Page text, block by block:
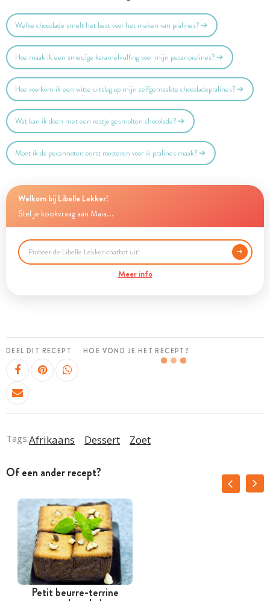
Welke chocolade smelt het best voor het maken van pralines?
Hoe maak ik een smeuïge karamelvulling voor mijn pecanpralines?
Hoe voorkom ik een witte uitslag op mijn zelfgemaakte chocoladepralines?
Wat kan ik doen met een restje gesmolten chocolade?
Moet ik de pecannoten eerst roosteren voor ik pralines maak?
Welkom bij Libelle Lekker!
Stel je kookvraag aan Maia...
Meer info
DEEL DIT RECEPT HOE VOND JE HET RECEPT?
Tags:Afrikaans Dessert Zoet
Of een ander recept?
Petit beurre-terrine